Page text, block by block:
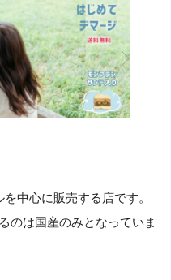
中心に販売する店です。
のは国産のみとなっていま